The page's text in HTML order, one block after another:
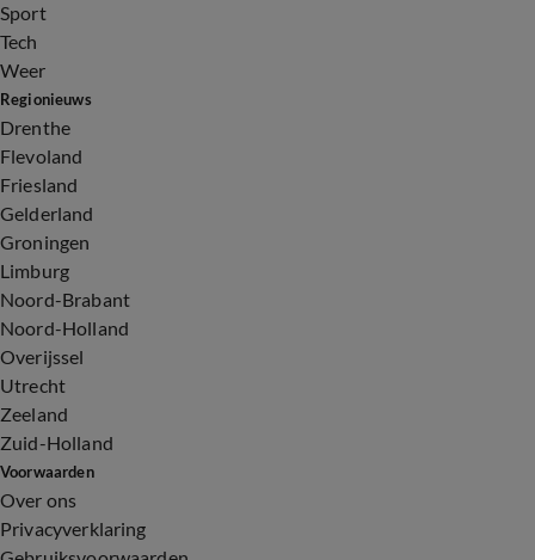
Sport
Tech
Weer
Regionieuws
Drenthe
Flevoland
Friesland
Gelderland
Groningen
Limburg
Noord-Brabant
Noord-Holland
Overijssel
Utrecht
Zeeland
Zuid-Holland
Voorwaarden
Over ons
Privacyverklaring